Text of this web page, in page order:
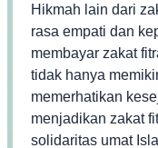
Hikmah lain dari
rasa empati dan
membayar zakat
tidak hanya
memerhatikan
menjadikan zakat
solidaritas umat